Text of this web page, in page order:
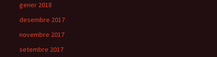
gener 2018
desembre 2017
novembre 2017
setembre 2017